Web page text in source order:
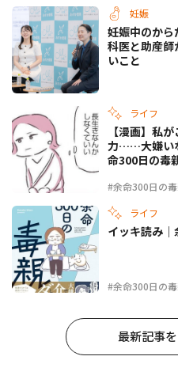
妊娠
妊娠中のから
科医と助産師
いこと
ライフ
#余命300日の
【漫画】私
力……大嫌い
命300日の毒
ライフ
#余命300日の
イッキ読み
最新記事